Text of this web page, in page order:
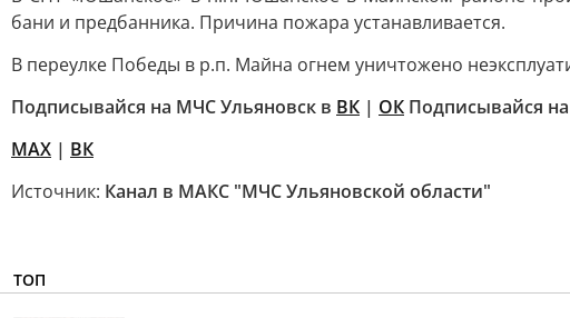
бани и предбанника. Причина пожара устанавливается.
В переулке Победы в р.п. Майна огнем уничтожено
Подписывайся на МЧС Ульяновск в ВК | ОК Подписывайся
МАХ | ВК
Источник: Канал в МАКС "МЧС Ульяновской области"
ТОП